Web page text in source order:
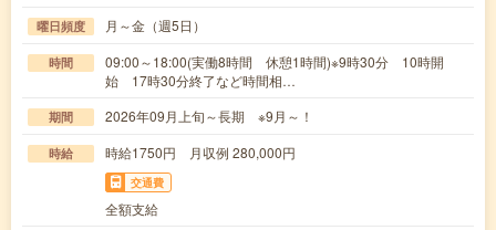
曜日頻度 月～金（週5日）
時間
09:00～18:00(実働8時間 休憩1時間)※9時30分 10時開
始 17時30分終了など時間相…
期間 2026年09月上旬～長期 ※9月～！
時給 時給1750円 月収例 280,000円
交通費
全額支給